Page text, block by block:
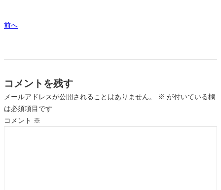
前へ
コメントを残す
メールアドレスが公開されることはありません。 ※ が付いている欄
は必須項目です
コメント ※